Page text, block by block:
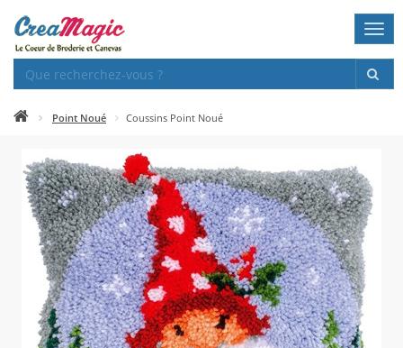
Point Noué Coussins Point Noué